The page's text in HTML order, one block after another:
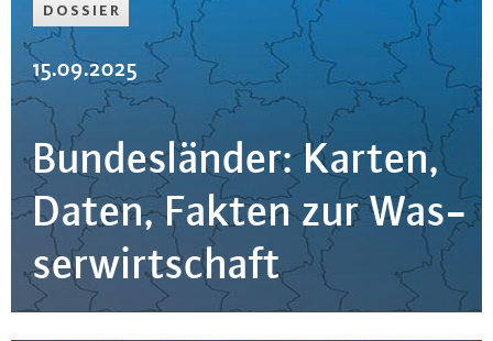
DOSSIER
15.09.2025
Bun­des­län­der: Karten,
Daten, Fakten zur Was­
ser­wirt­schaft